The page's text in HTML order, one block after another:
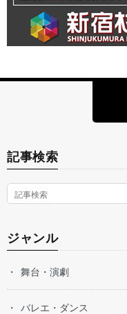
記事検索
ジャンル
舞台・演劇
バレエ・ダンス